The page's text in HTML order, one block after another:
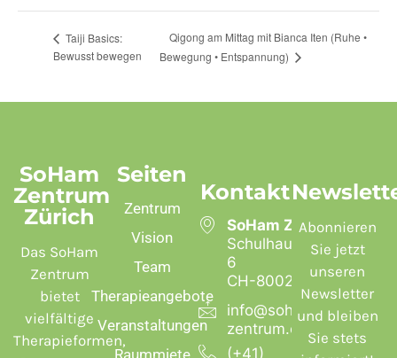
Taiji Basics:
Bewusst bewegen
Qigong am Mittag mit Bianca Iten (Ruhe •
Bewegung • Entspannung)
SoHam
Zentrum
Zürich
Das SoHam
Zentrum
bietet
vielfältige
Therapieformen,
Seiten
Zentrum
Vision
Team
Therapieangebote
Veranstaltungen
Raummiete
Kontakt
SoHam Zentrum
Schulhausstrasse
6
CH-8002 Zürich
info@soham-
zentrum.ch
(+41)
Abonnieren
Sie jetzt
unseren
Newsletter
und bleiben
Sie stets